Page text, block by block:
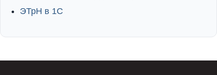
ЭТрН в 1С